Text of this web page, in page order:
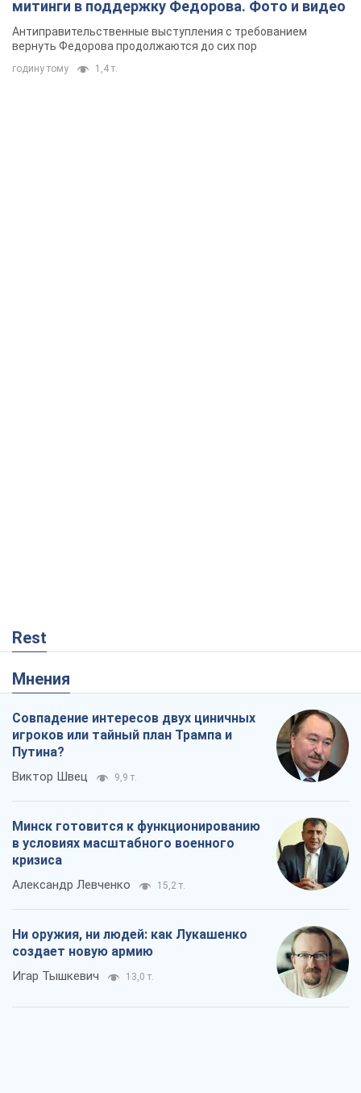
митинги в поддержку Федорова. Фото и видео
Антиправительственные выступления с требованием
вернуть Федорова продолжаются до сих пор
годину тому 1,4 т.
Rest
Мнения
Совпадение интересов двух циничных
игроков или тайный план Трампа и
Путина?
Виктор Швец 9,9 т.
Минск готовится к функционированию
в условиях масштабного военного
кризиса
Александр Левченко 15,2 т.
Ни оружия, ни людей: как Лукашенко
создает новую армию
Игар Тышкевич 13,0 т.